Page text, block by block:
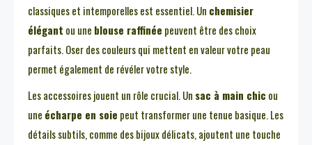
classiques et intemporelles est essentiel. Un chemisier
élégant ou une blouse raffinée peuvent être des choix
parfaits. Oser des couleurs qui mettent en valeur votre peau
permet également de révéler votre style.
Les accessoires jouent un rôle crucial. Un sac à main chic ou
une écharpe en soie peut transformer une tenue basique. Les
détails subtils, comme des bijoux délicats, ajoutent une touche